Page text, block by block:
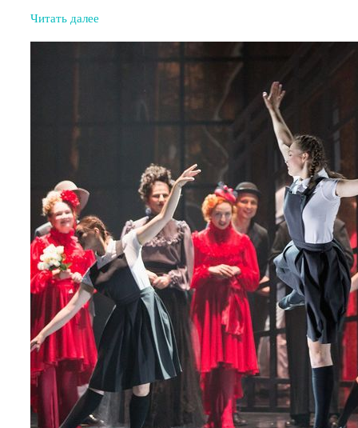
Читать далее